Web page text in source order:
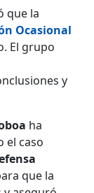
que la
Ocasional
El grupo
y
ha
el caso
que la